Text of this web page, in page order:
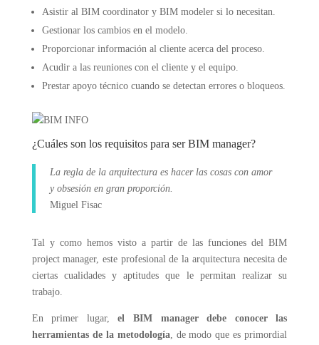
Asistir al BIM coordinator y BIM modeler si lo necesitan.
Gestionar los cambios en el modelo.
Proporcionar información al cliente acerca del proceso.
Acudir a las reuniones con el cliente y el equipo.
Prestar apoyo técnico cuando se detectan errores o bloqueos.
¿Cuáles son los requisitos para ser BIM manager?
La regla de la arquitectura es hacer las cosas con amor
y obsesión en gran proporción.
Miguel Fisac
Tal y como hemos visto a partir de las funciones del BIM
project manager, este profesional de la arquitectura necesita de
ciertas cualidades y aptitudes que le permitan realizar su
trabajo.
En primer lugar,el BIM manager debe conocer las
herramientas de la metodología, de modo que es primordial